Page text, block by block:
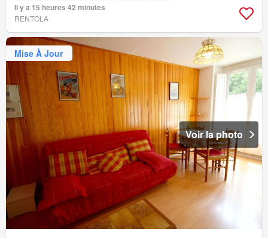
Il y a 15 heures 42 minutes
RENTOLA
Mise À Jour
Voir la photo